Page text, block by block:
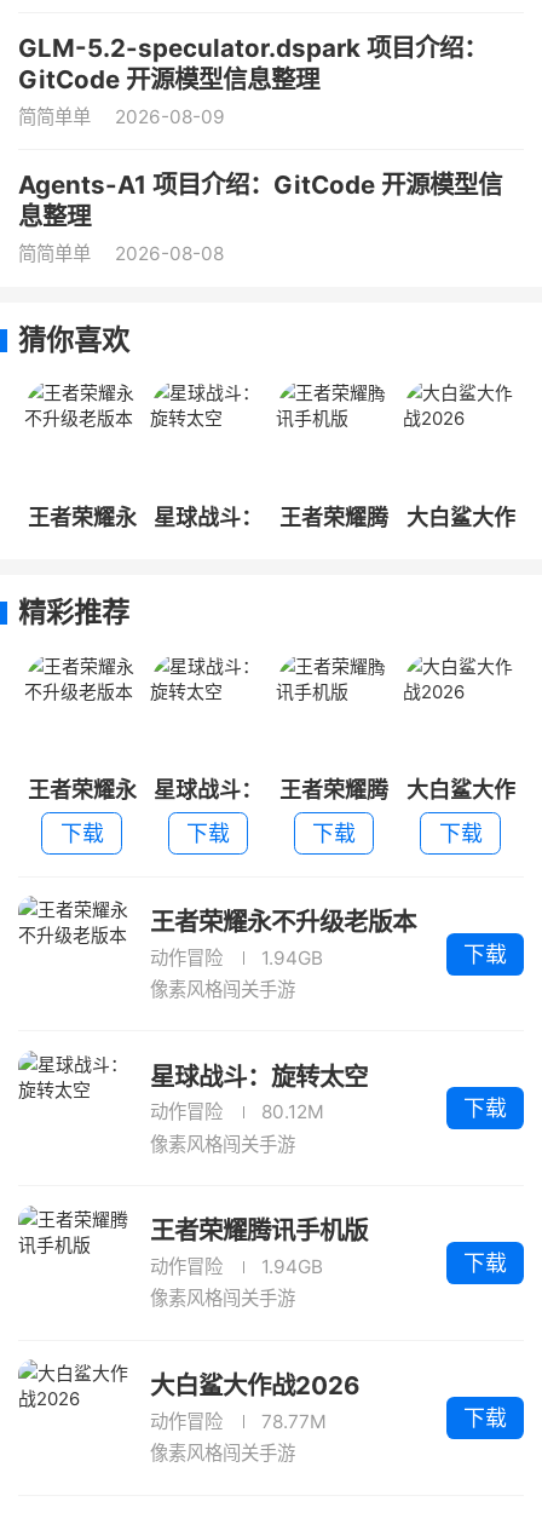
GLM-5.2-speculator.dspark 项目介绍：
GitCode 开源模型信息整理
简简单单 2026-08-09
Agents-A1 项目介绍：GitCode 开源模型信
息整理
简简单单 2026-08-08
猜你喜欢
王者荣耀永
星球战斗：
王者荣耀腾
大白鲨大作
精彩推荐
王者荣耀永
不升级老版
本
下载
星球战斗：
旋转太空
下载
王者荣耀腾
讯手机版
下载
大白鲨大作
战2026
下载
王者荣耀永不升级老版本
动作冒险
1.94GB
像素风格闯关手游
下载
星球战斗：旋转太空
动作冒险
80.12M
像素风格闯关手游
下载
王者荣耀腾讯手机版
动作冒险
1.94GB
像素风格闯关手游
下载
大白鲨大作战2026
动作冒险
78.77M
像素风格闯关手游
下载